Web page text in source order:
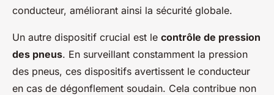
conducteur, améliorant ainsi la sécurité globale.
Un autre dispositif crucial est le contrôle de pression
des pneus. En surveillant constamment la pression
des pneus, ces dispositifs avertissent le conducteur
en cas de dégonflement soudain. Cela contribue non